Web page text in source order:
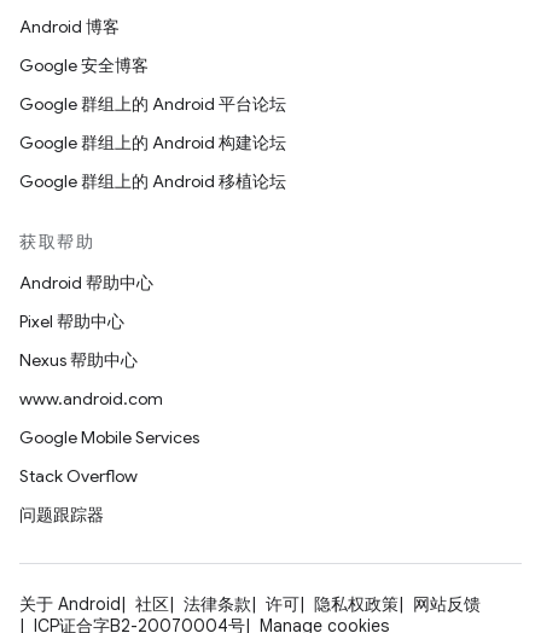
Android 博客
Google 安全博客
Google 群组上的 Android 平台论坛
Google 群组上的 Android 构建论坛
Google 群组上的 Android 移植论坛
获取帮助
Android 帮助中心
Pixel 帮助中心
Nexus 帮助中心
www.android.com
Google Mobile Services
Stack Overflow
问题跟踪器
关于 Android 社区 法律条款 许可 隐私权政策
网站反馈
ICP证合字B2-20070004号
Manage cookies